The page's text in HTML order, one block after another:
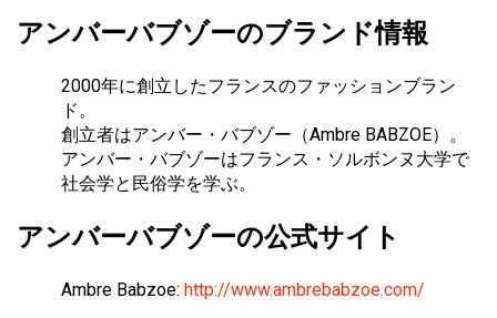
アンバーバブゾーのブランド情報
2000年に創立したフランスのファッションブラン
ド。
創立者はアンバー・バブゾー（Ambre BABZOE）。
アンバー・バブゾーはフランス・ソルボンヌ大学で
社会学と民俗学を学ぶ。
アンバーバブゾーの公式サイト
Ambre Babzoe: http://www.ambrebabzoe.com/